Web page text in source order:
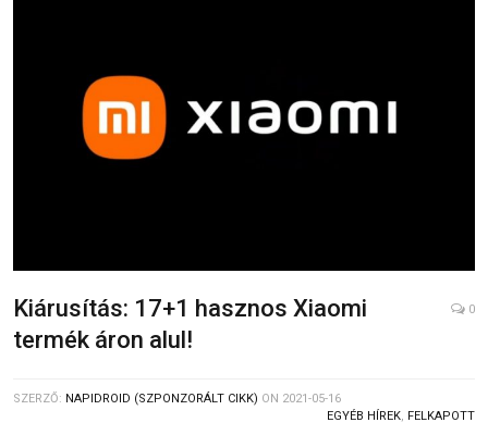
Kiárusítás: 17+1 hasznos Xiaomi
termék áron alul!
0
SZERZŐ: NAPIDROID (SZPONZORÁLT CIKK) ON 2021-05-16
EGYÉB HÍREK, FELKAPOTT